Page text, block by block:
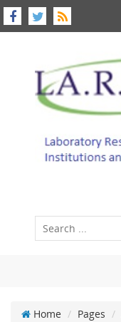
Home Pages